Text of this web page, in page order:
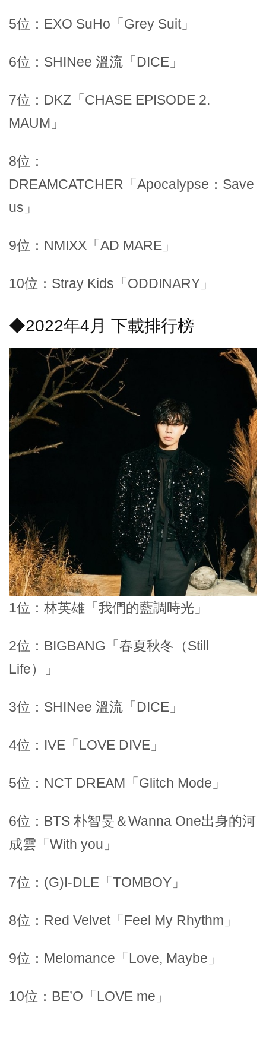
5位：EXO SuHo「Grey Suit」
6位：SHINee 溫流「DICE」
7位：DKZ「CHASE EPISODE 2.
MAUM」
8位：
DREAMCATCHER「Apocalypse：Save
us」
9位：NMIXX「AD MARE」
10位：Stray Kids「ODDINARY」
◆2022年4月 下載排行榜
1位：林英雄「我們的藍調時光」
2位：BIGBANG「春夏秋冬（Still
Life）」
3位：SHINee 溫流「DICE」
4位：IVE「LOVE DIVE」
5位：NCT DREAM「Glitch Mode」
6位：BTS 朴智旻＆Wanna One出身的河
成雲「With you」
7位：(G)I-DLE「TOMBOY」
8位：Red Velvet「Feel My Rhythm」
9位：Melomance「Love, Maybe」
10位：BE’O「LOVE me」